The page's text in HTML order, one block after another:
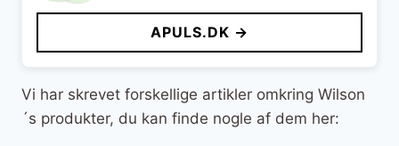
pris
599 kr..
pris
er:
299 kr..
APULS.DK →
Vi har skrevet forskellige artikler omkring Wilson
´s produkter, du kan finde nogle af dem her: